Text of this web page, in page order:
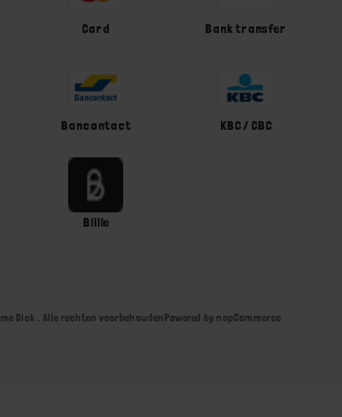
Card Bank transfer
Bancontact
KBC / CBC
Billie
Dick . Alle rechten voorbehoudenPowered by nopCommerce